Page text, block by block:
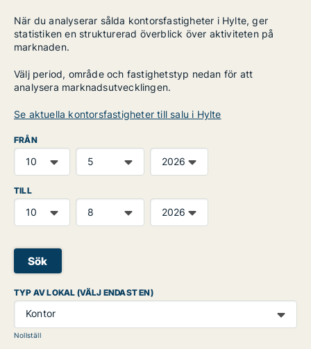
När du analyserar sålda kontorsfastigheter i Hylte, ger
statistiken en strukturerad överblick över aktiviteten på
marknaden.
Välj period, område och fastighetstyp nedan för att
analysera marknadsutvecklingen.
Se aktuella kontorsfastigheter till salu i Hylte
FRÅN
TILL
Sök
TYP AV LOKAL (VÄLJ ENDAST EN)
Kontor
Nollställ